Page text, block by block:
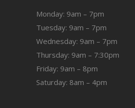
Monday: 9am – 7pm
Tuesday: 9am – 7pm
Wednesday: 9am – 7pm
Thursday: 9am – 7:30pm
Friday: 9am – 8pm
Saturday: 8am – 4pm